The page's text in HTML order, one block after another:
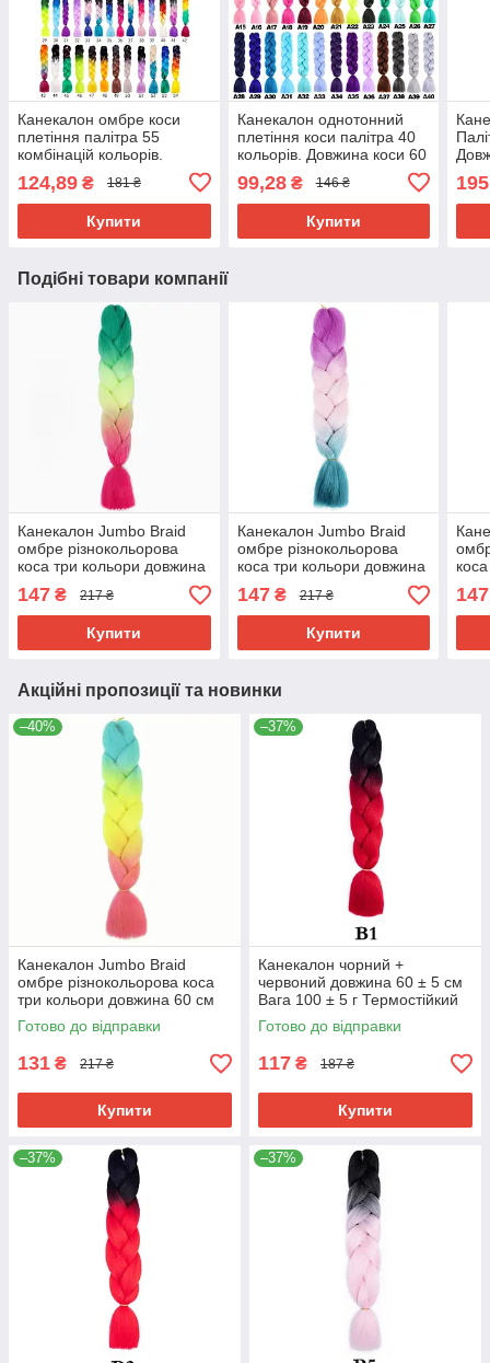
Канекалон омбре коси
плетіння палітра 55
комбінацій кольорів.
Термостійкий
124,89 ₴ 181 ₴
Купити
Канекалон однотонний
плетіння коси палітра 40
кольорів. Довжина коси 60
99,28₴ 146 ₴
Купити
195
Подібні товари компанії
Канекалон Jumbo Braid
омбре різнокольорова
коса три кольори довжина
60 см Вага 100 грам
Термостійкий C30
147 ₴ 217 ₴
Купити
Канекалон Jumbo Braid
омбре різнокольорова
коса три кольори довжина
60 см Вага 100 грам
Термостійкий C31
147₴ 217 ₴
Купити
60
147
Акційні пропозиції та новинки
–40%
Канекалон Jumbo Braid
омбре різнокольорова коса
три кольори довжина 60 см
Вага 100 грам Термостійкий
C54
Готово до відправки
131 ₴ 217 ₴
Купити
–37%
Канекалон чорний +
червоний довжина 60 ± 5 см
Вага 100 ± 5 г Термостійкий
омбре двокольоровий коса
Jumbo Braid
Готово до відправки
117 ₴ 187 ₴
Купити
–37% –37%